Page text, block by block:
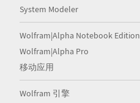
System Modeler
Wolfram|Alpha Notebook Edition
Wolfram|Alpha Pro
移动应用
Wolfram 引擎